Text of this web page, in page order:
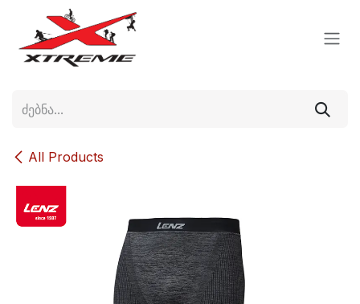
Skip to Content
All Products